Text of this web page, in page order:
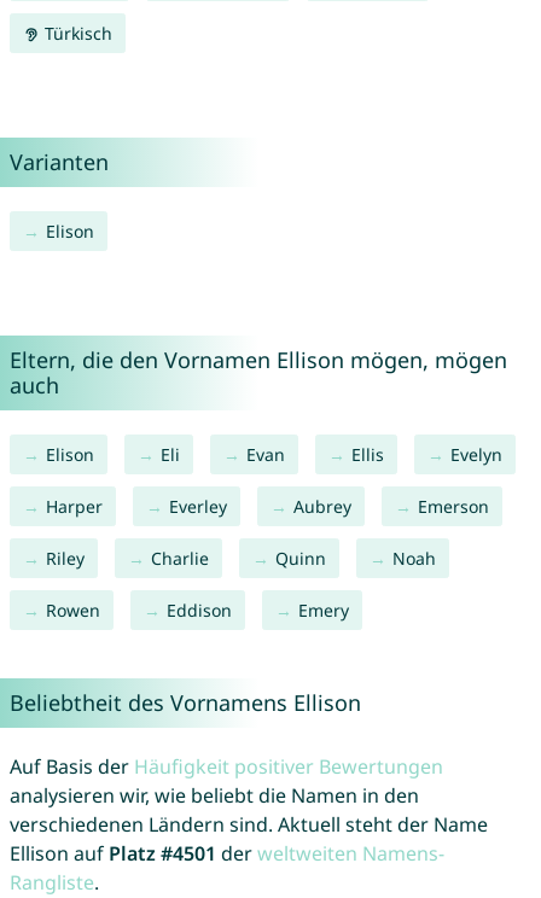
Türkisch
Varianten
Elison
Eltern, die den Vornamen Ellison mögen, mögen
auch
Elison Eli Evan Ellis Evelyn
Harper Everley Aubrey Emerson
Riley Charlie Quinn Noah
Rowen Eddison Emery
Beliebtheit des Vornamens Ellison
Auf Basis der Häufigkeit positiver Bewertungen
analysieren wir, wie beliebt die Namen in den
verschiedenen Ländern sind. Aktuell steht der Name
Ellison auf Platz #4501 derweltweiten Namens-
Rangliste.